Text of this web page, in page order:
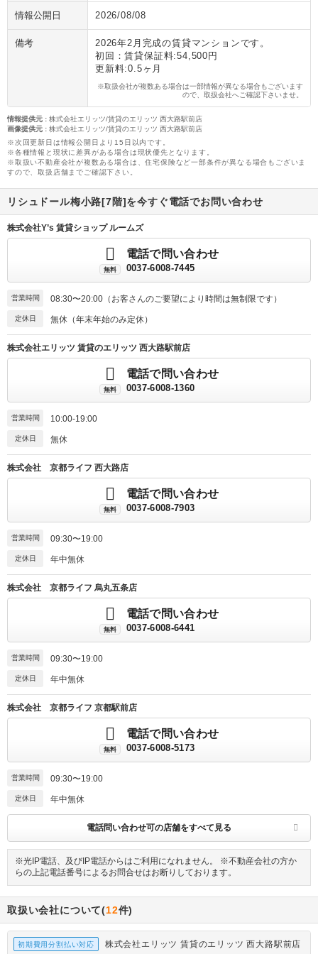
情報公開日 2026/08/08
備考
2026年2月完成の賃貸マンションです。
初回：賃貸保証料:54,500円
更新料:0.5ヶ月
※取扱会社が複数ある場合は一部情報が異なる場合もございます
ので、取扱会社へご確認下さいませ。
情報提供元 : 株式会社エリッツ/賃貸のエリッツ 西大路駅前店
画像提供元 : 株式会社エリッツ/賃貸のエリッツ 西大路駅前店
※次回更新日は情報公開日より15日以内です。
※各種情報と現状に差異がある場合は現状優先となります。
※取扱い不動産会社が複数ある場合は、住宅保険など一部条件が異なる場合もございま
すので、取扱店舗までご確認下さい。
リシュドール梅小路[7階]を今すぐ電話でお問い合わせ
株式会社Y’s 賃貸ショップ ルームズ
無料
電話で問い合わせ
0037-6008-7445
営業時間 08:30〜20:00（お客さんのご要望により時間は無制限です）
定休日 無休（年末年始のみ定休）
株式会社エリッツ 賃貸のエリッツ 西大路駅前店
無料
電話で問い合わせ
0037-6008-1360
営業時間 10:00-19:00
定休日 無休
株式会社 京都ライフ 西大路店
無料
電話で問い合わせ
0037-6008-7903
営業時間 09:30〜19:00
定休日 年中無休
株式会社 京都ライフ 烏丸五条店
無料
電話で問い合わせ
0037-6008-6441
営業時間 09:30〜19:00
定休日 年中無休
株式会社 京都ライフ 京都駅前店
無料
電話で問い合わせ
0037-6008-5173
営業時間 09:30〜19:00
定休日 年中無休
電話問い合わせ可の店舗をすべて見る
※光IP電話、及びIP電話からはご利用になれません。 ※不動産会社の方か
らの上記電話番号によるお問合せはお断りしております。
取扱い会社について(12件)
初期費用分割払い対応 株式会社エリッツ 賃貸のエリッツ 西大路駅前店